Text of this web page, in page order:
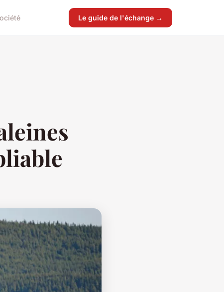
Le guide de l'échange →